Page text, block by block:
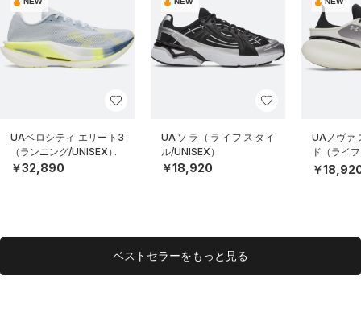
UAベロシティ エリート3
（ランニング/UNISEX）
￥32,890
UAソラ（ライフスタイ
ル/UNISEX）
￥18,920
UAノヴァ
ド（ライ
EX）
￥
ベストセラーをもっと見る